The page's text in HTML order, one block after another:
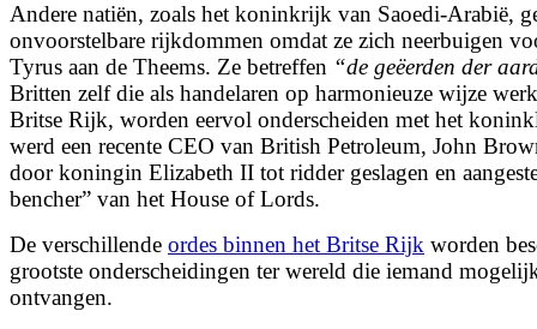
Andere natiën, zoals het koninkrijk van Saoedi-Arabië,
onvoorstelbare rijkdommen omdat ze zich neerbuigen
Tyrus aan de Theems. Ze betreffen “de geëerden der
Britten zelf die als handelaren op harmonieuze wijze
Britse Rijk, worden eervol onderscheiden met het
werd een recente CEO van British Petroleum, John
door koningin Elizabeth II tot ridder geslagen en
bencher” van het House of Lords.
De verschillende ordes binnen het Britse Rijk worden
grootste onderscheidingen ter wereld die iemand
ontvangen.